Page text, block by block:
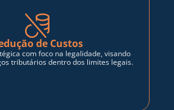
de Custos
com foco na legalidade, visando
tributários dentro dos limites legais.